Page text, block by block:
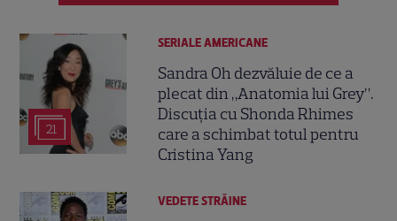
21
SERIALE AMERICANE
Sandra Oh dezvăluie de ce a
plecat din „Anatomia lui Grey”.
Discuția cu Shonda Rhimes
care a schimbat totul pentru
Cristina Yang
VEDETE STRĂINE